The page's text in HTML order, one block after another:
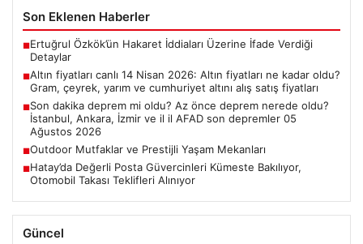
Son Eklenen Haberler
■Ertuğrul Özkök’ün Hakaret İddiaları Üzerine İfade Verdiği
Detaylar
■Altın fiyatları canlı 14 Nisan 2026: Altın fiyatları ne kadar oldu?
Gram, çeyrek, yarım ve cumhuriyet altını alış satış fiyatları
■Son dakika deprem mi oldu? Az önce deprem nerede oldu?
İstanbul, Ankara, İzmir ve il il AFAD son depremler 05
Ağustos 2026
■Outdoor Mutfaklar ve Prestijli Yaşam Mekanları
■Hatay’da Değerli Posta Güvercinleri Kümeste Bakılıyor,
Otomobil Takası Teklifleri Alınıyor
Güncel